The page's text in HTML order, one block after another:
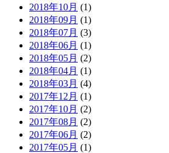
2018年10月 (1)
2018年09月 (1)
2018年07月 (3)
2018年06月 (1)
2018年05月 (2)
2018年04月 (1)
2018年03月 (4)
2017年12月 (1)
2017年10月 (2)
2017年08月 (2)
2017年06月 (2)
2017年05月 (1)